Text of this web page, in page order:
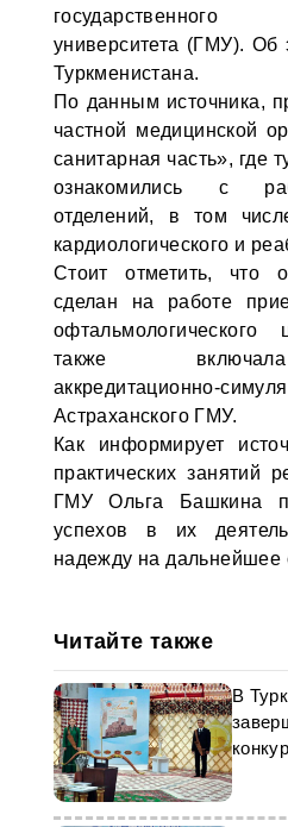
университета (ГМУ). Об
Туркменистана.
По данным источника,
частной медицинской
санитарная часть», где
ознакомились с
отделений, в том
кардиологического и
Стоит отметить, что
сделан на работе
также
аккредитационно-
Астраханского ГМУ.
Как информирует
практических занятий
ГМУ Ольга Башкина
успехов в их
надежду на дальнейшее
Читайте также
В
мира»